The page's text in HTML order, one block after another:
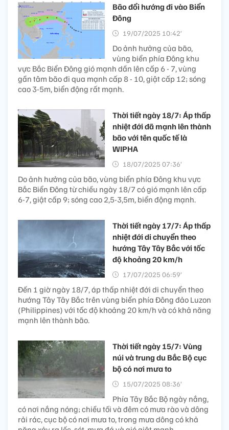
Bão đổi hướng đi vào Biển
Đông
19/07/2025 10:42’
Do ảnh hưởng của bão,
vùng biển phía Đông khu
vực Bắc Biển Đông gió mạnh dần lên cấp 6 - 7, vùng
gần tâm bão đi qua mạnh cấp 8 - 10, giật cấp 12; sóng
cao 3-5m, biển động rất mạnh.
Thời tiết ngày 18/7: Áp thấp
nhiệt đới đã mạnh lên thành
bão với tên quốc tế là
WIPHA
18/07/2025 07:36’
Do ảnh hưởng của bão, vùng biển phía Đông khu vực
Bắc Biển Đông từ chiều ngày 18/7 có gió mạnh lên cấp
6-7, giật cấp 9; sóng cao 2,5-3,5m, biển động mạnh.
Thời tiết ngày 17/7: Áp thấp
nhiệt đới di chuyển theo
hướng Tây Tây Bắc với tốc
độ khoảng 20 km/h
17/07/2025 06:59’
Đến 1 giờ ngày 18/7, áp thấp nhiệt đới di chuyển theo
hướng Tây Tây Bắc trên vùng biển phía Đông đảo Luzon
(Philippines) với tốc độ khoảng 20 km/h và có khả năng
mạnh lên thành bão.
Thời tiết ngày 15/7: Vùng
núi và trung du Bắc Bộ cục
bộ có nơi mưa to
15/07/2025 08:36’
Phía Tây Bắc Bộ ngày nắng,
có nơi nắng nóng; chiều tối và đêm có mưa rào và dông
rải rác, cục bộ có nơi mưa to, trong mưa dông có khả